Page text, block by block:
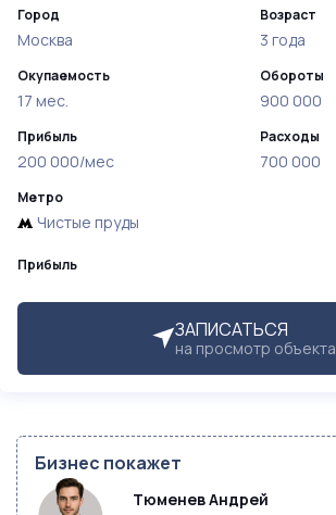
Прибыль
ЗАПИСАТЬСЯ
на просмотр объекта
Город
Москва
Окупаемость
17 мес.
Прибыль
200 000/мес
Возраст
3 года
Обороты
900 000
Расходы
700 000
Метро
Чистые пруды
Бизнес покажет
Тюменев Андрей